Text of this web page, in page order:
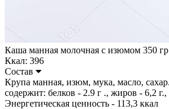
Каша манная молочная с изюмом 350
Ккал: 396
Состав
Крупа манная, изюм, мука, масло,
содержит: белков - 2.9 г ., жиров - 6,2 г.,
Энергетическая ценность - 113,3 ккал